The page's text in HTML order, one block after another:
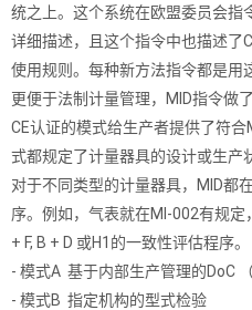
统之上。这个系统在欧盟委员会
详细描述，且这个指令中也描述了
使用规则。每种新方法指令都是用
更便于法制计量管理，MID指令做
CE认证的模式给生产者提供了符
式都规定了计量器具的设计或生产
对于不同类型的计量器具，MID都
序。例如，气表就在MI-002有规
+ F, B + D 或H1的一致性评估程序。
- 模式A 基于内部生产管理的DoC
- 模式B 指定机构的型式检验